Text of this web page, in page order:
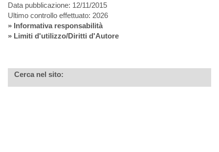
Data pubblicazione: 12/11/2015
Ultimo controllo effettuato: 2026
» Informativa responsabilità
» Limiti d'utilizzo/Diritti d'Autore
Cerca nel sito: